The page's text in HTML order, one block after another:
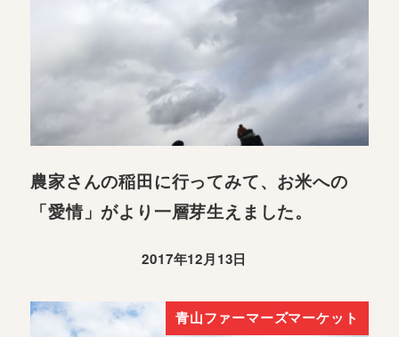
農家さんの稲田に行ってみて、お米への
「愛情」がより一層芽生えました。
2017年12月13日
青山ファーマーズマーケット